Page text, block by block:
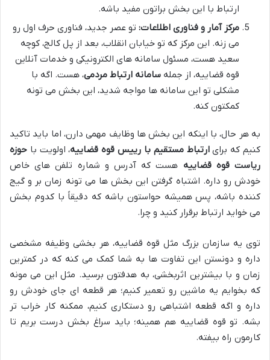
ارتباط با این بخش براتون مفید باشه.
مرکز آمار و فناوری اطلاعات: تو عصر جدید، فناوری حرف اول رو
می زنه. این مرکز که تو خیابان انقلاب، بعد از پل کالج، کوچه
سعید هست، مسئول سامانه های الکترونیکی و خدمات آنلاین
قوه قضاییه، از جمله سامانه ارتباط مردمی، هست. اگه با
مشکلی تو این سامانه ها مواجه شدید، این بخش می تونه
کمکتون کنه.
به هر حال، با اینکه این بخش ها وظایف مهمی دارن، اما باید تاکید
کنیم که برایارتباط مستقیم با رییس قوه قضاییه، اولویت با حوزه
ریاست قوه قضاییه هست که آدرس و شماره تلفن های خاص
خودش رو داره. اشتباه گرفتن این بخش ها می تونه زمان بر و گیج
کننده باشه، پس همیشه حواستون باشه که دقیقاً با کدوم بخش
می خواید ارتباط برقرار کنید و چرا.
توی یه سازمان بزرگ مثل قوه قضاییه، هر بخشی وظیفه مشخصی
داره و دونستن این تفاوت ها به شما کمک می کنه که در کمترین
زمان و با بیشترین اثربخشی، به هدفتون برسید. مثل این می مونه
که بخوایم یه ماشین رو تعمیر کنیم؛ هر قطعه ای جای خودش رو
داره و اگه قطعه اشتباهی رو دستکاری کنیم، ممکنه کار خراب تر
بشه. تو قوه قضاییه هم همینه؛ باید سراغ بخش درست بریم تا
کارمون راه بیفته.